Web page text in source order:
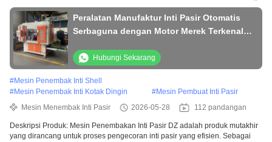
Peralatan Manufaktur Inti Pasir Otomatis
Serbaguna dengan Motor Merek Terkenal
TinggiHubungi Sekarang
#Mesin Penembak Inti Shell
#Mesin Penembak Inti Kotak Dingin #Mesin Pembuat Inti Pasir
Mesin Menembak Inti Pasir
2026-05-28 112 pandangan
Deskripsi Produk: Mesin Penembakan Inti Pasir DZ adalah produk mutakhir
yang dirancang untuk proses pengecoran inti pasir yang efisien. Sebagai